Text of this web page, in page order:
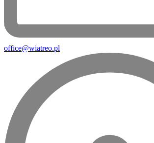
office@wiatreo.pl